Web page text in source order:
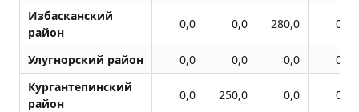
Избасканский
район
0,0 0,0 280,0 0,0
Улугноpский район 0,0 0,0 0,0
0,0
Кургантепинский
район
0,0 250,0 0,0 0,0